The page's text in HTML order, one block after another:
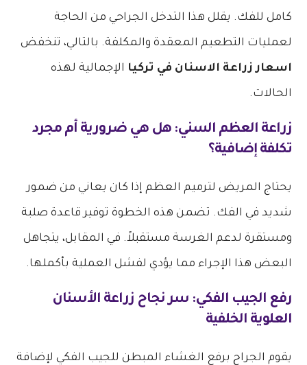
كامل للفك. يقلل هذا التدخل الجراحي من الحاجة
لعمليات التطعيم المعقدة والمكلفة. بالتالي، تنخفض
اسعار زراعة الاسنان في تركيا الإجمالية لهذه
الحالات.
زراعة العظم السني: هل هي ضرورية أم مجرد
تكلفة إضافية؟
يحتاج المريض لترميم العظم إذا كان يعاني من ضمور
شديد في الفك. تضمن هذه الخطوة توفير قاعدة صلبة
ومستقرة لدعم الغرسة مستقبلاً. في المقابل، يتجاهل
البعض هذا الإجراء مما يؤدي لفشل العملية بأكملها.
رفع الجيب الفكي: سر نجاح زراعة الأسنان
العلوية الخلفية
يقوم الجراح برفع الغشاء المبطن للجيب الفكي لإضافة